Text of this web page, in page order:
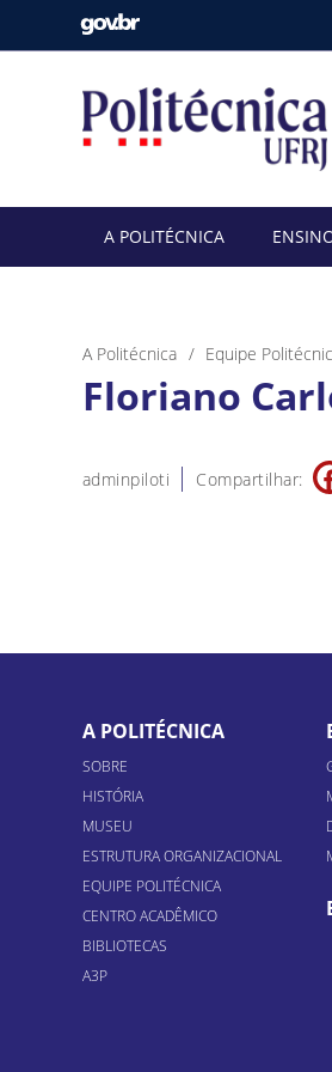
A POLITÉCNICA
A Politécnica Equipe
Floriano
adminpiloti Compartilhar:
A POLITÉCNICA
SOBRE
HISTÓRIA
MUSEU
ESTRUTURA ORGANIZACIONAL
EQUIPE POLITÉCNICA
CENTRO ACADÊMICO
BIBLIOTECAS
A3P